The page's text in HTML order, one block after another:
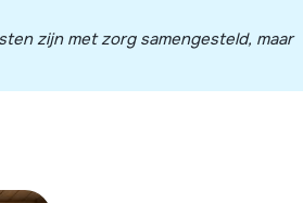
zijn met zorg samengesteld, maar